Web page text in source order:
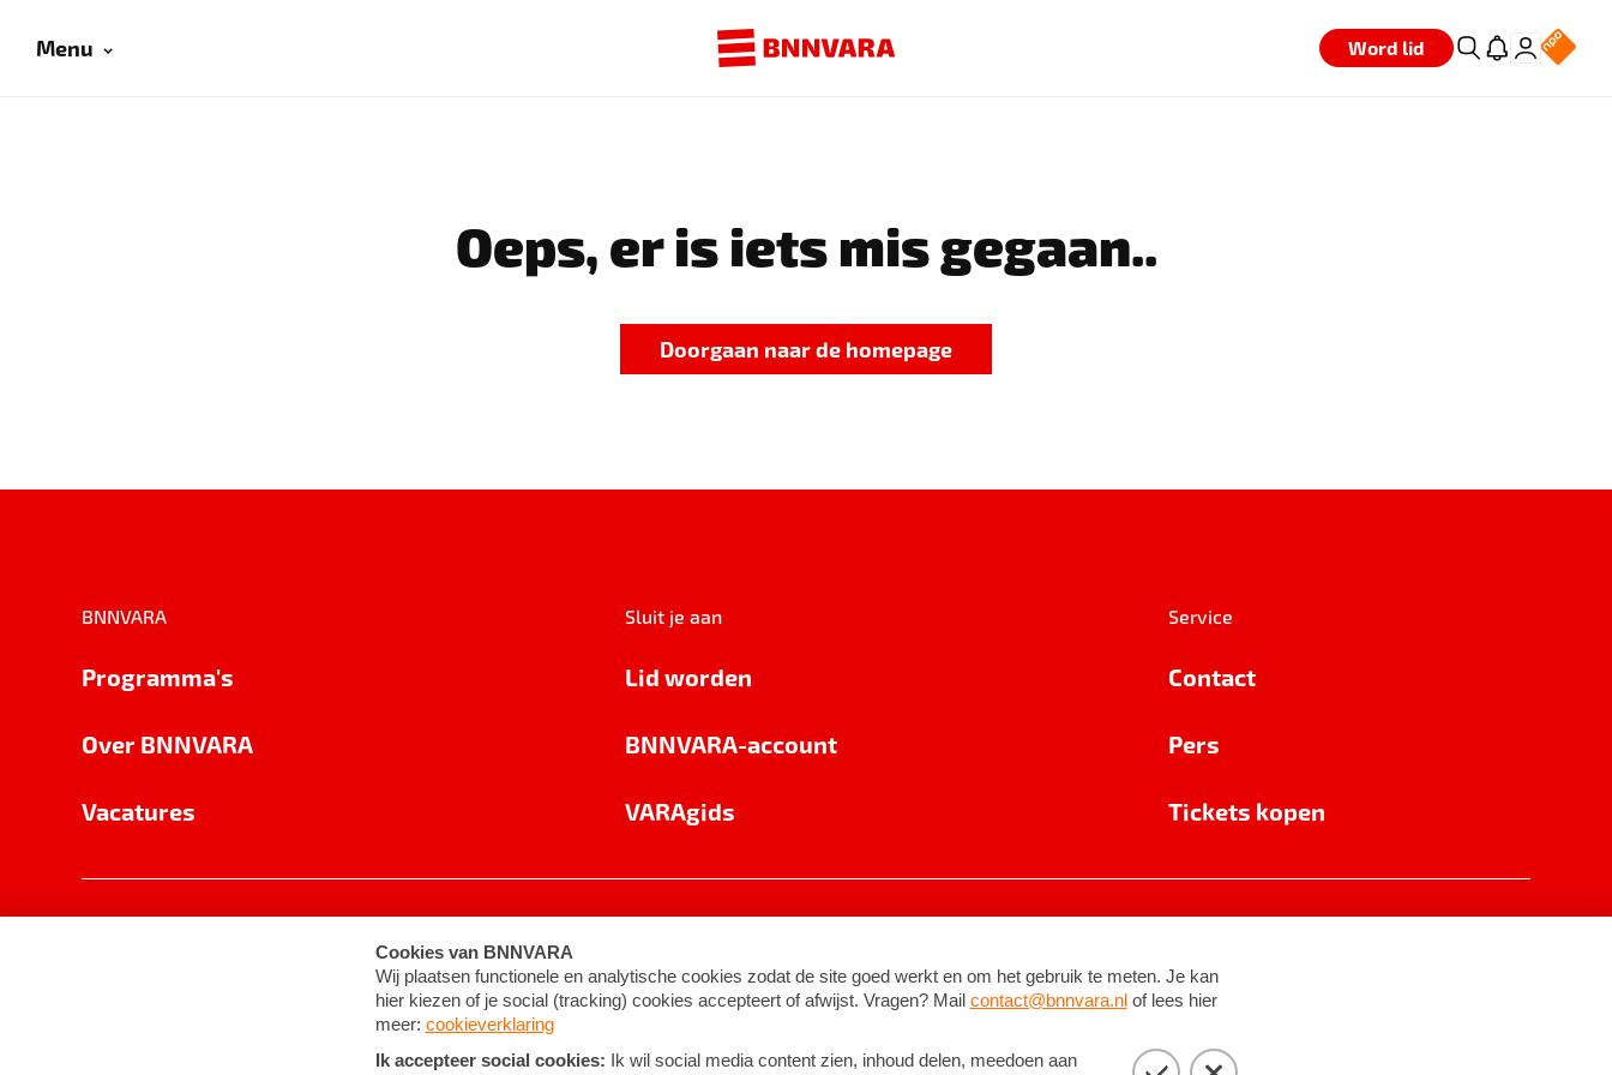
Menu Word lid
Oeps, er is iets mis gegaan..
Doorgaan naar de homepage
BNNVARA
Programma's
Over BNNVARA
Vacatures
Sluit je aan
Lid worden
BNNVARA-account
VARAgids
Service
Contact
Pers
Tickets kopen
Cookie-instellingen Algemene voorwaarden ©2026BNNVARA